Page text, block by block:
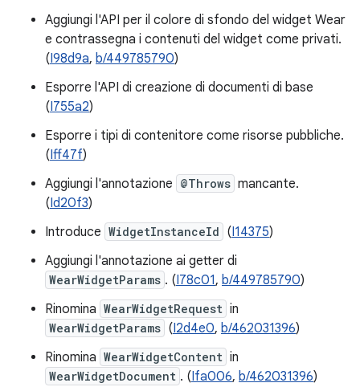
Aggiungi l'API per il colore di sfondo del widget Wear
e contrassegna i contenuti del widget come privati.
(I98d9a, b/449785790)
Esporre l'API di creazione di documenti di base
(I755a2)
Esporre i tipi di contenitore come risorse pubbliche.
(Iff47f)
Aggiungi l'annotazione @Throws mancante.
(Id20f3)
Introduce WidgetInstanceId (I14375)
Aggiungi l'annotazione ai getter di
WearWidgetParams . (I78c01, b/449785790)
Rinomina WearWidgetRequest in
WearWidgetParams (I2d4e0, b/462031396)
Rinomina WearWidgetContent in
WearWidgetDocument . (Ifa006, b/462031396)